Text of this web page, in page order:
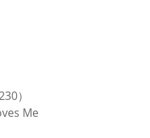
）
Me